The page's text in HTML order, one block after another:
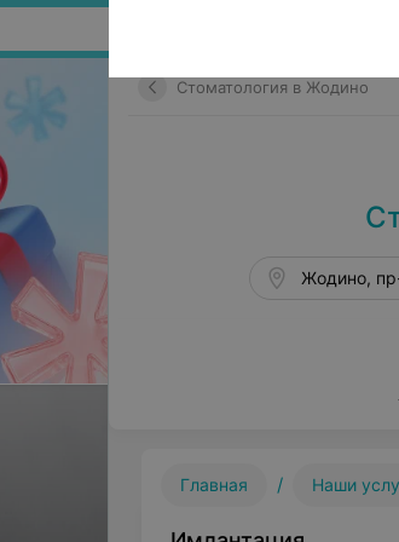
Стоматология в Жодино
Жодино,
Главная / Наши